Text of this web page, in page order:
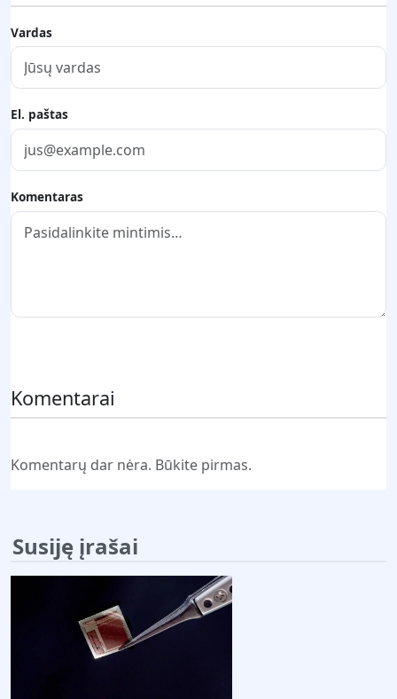
Vardas
El. paštas
Komentaras
Komentarai
Komentarų dar nėra. Būkite pirmas.
Susiję įrašai